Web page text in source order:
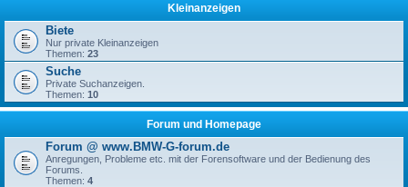
Kleinanzeigen
Biete
Nur private Kleinanzeigen
Themen: 23
Suche
Private Suchanzeigen.
Themen: 10
Forum und Homepage
Forum @ www.BMW-G-forum.de
Anregungen, Probleme etc. mit der Forensoftware und der Bedienung des
Forums.
Themen: 4